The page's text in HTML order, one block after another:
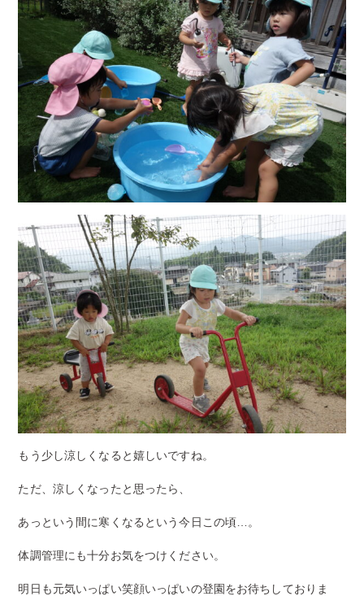
もう少し涼しくなると嬉しいですね。
ただ、涼しくなったと思ったら、
あっという間に寒くなるという今日この頃…。
体調管理にも十分お気をつけください。
明日も元気いっぱい笑顔いっぱいの登園をお待ちしておりま